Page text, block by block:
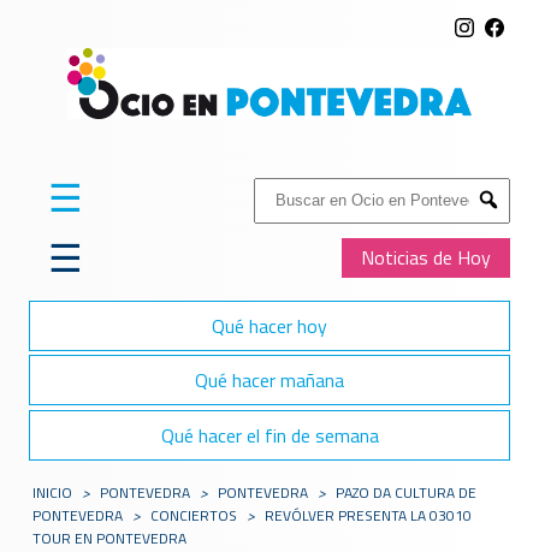
Buscar:
Submit
Noticias de Hoy
☰
☰
Qué hacer hoy
Qué hacer mañana
Qué hacer el fin de semana
INICIO > PONTEVEDRA > PONTEVEDRA > PAZO DA CULTURA DE
PONTEVEDRA > CONCIERTOS > REVÓLVER PRESENTA LA 03010
TOUR EN PONTEVEDRA